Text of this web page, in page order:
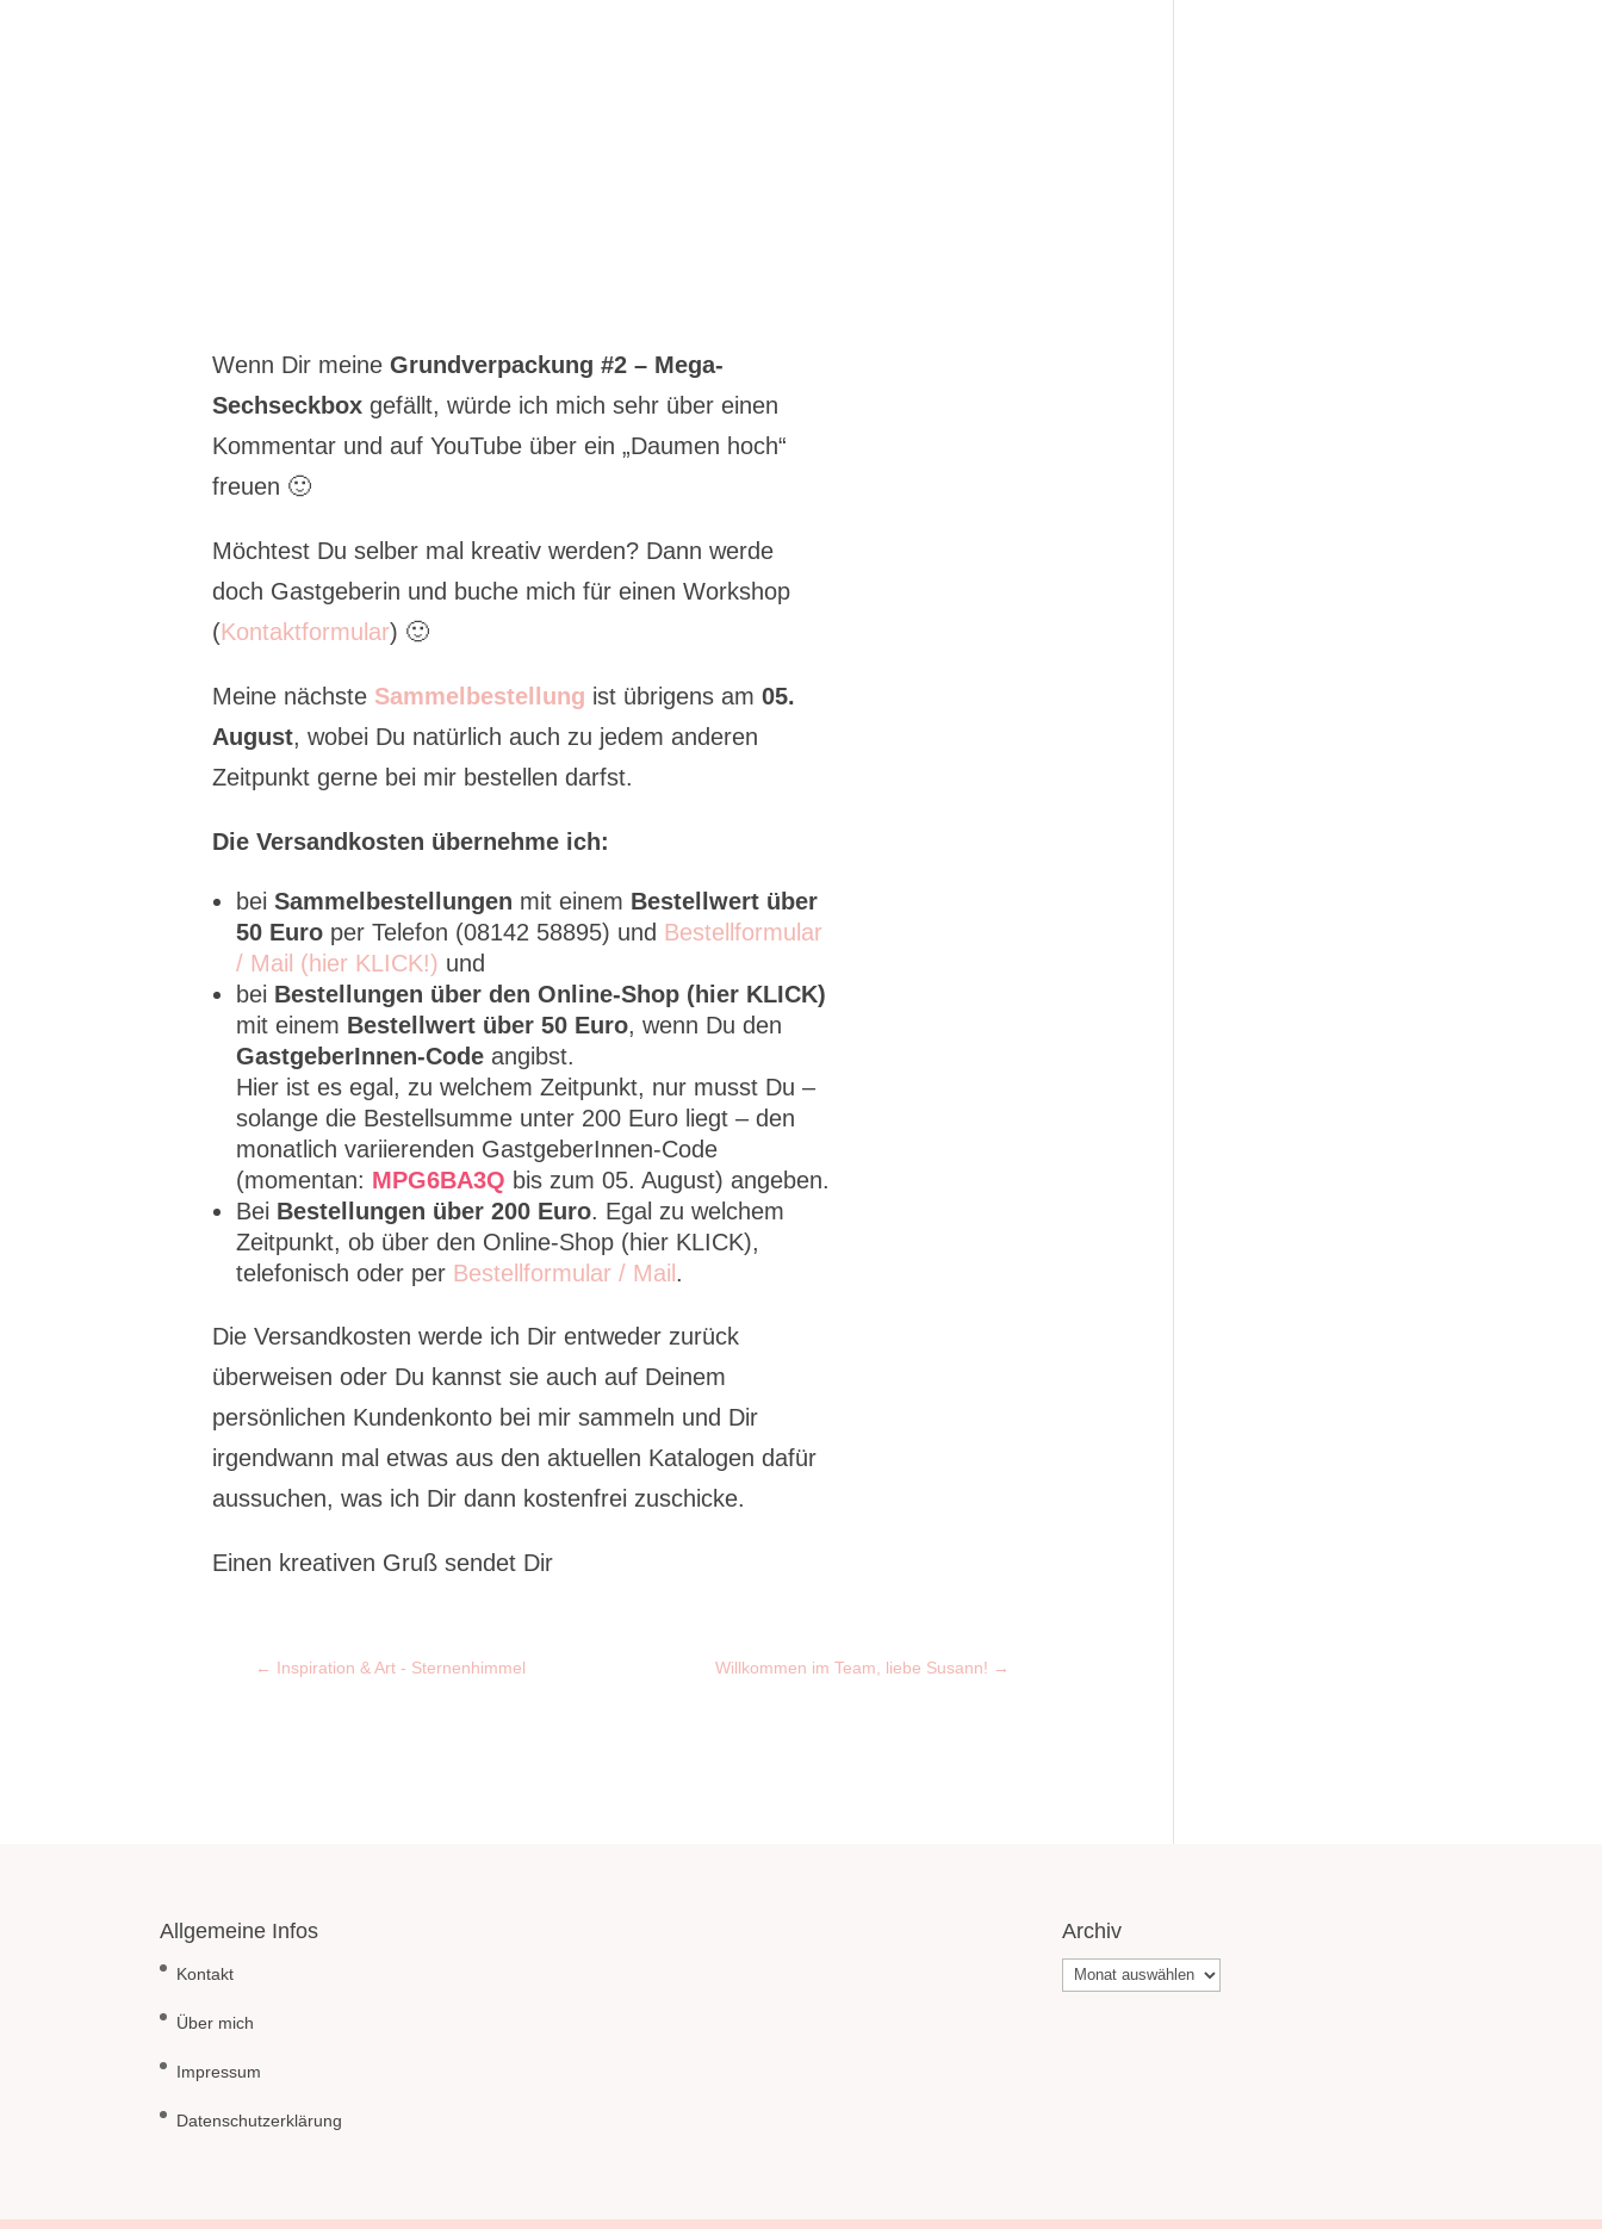
Wenn Dir meine Grundverpackung #2 – Mega-
Sechseckboxgefällt, würde ich mich sehr über einen
Kommentar und auf YouTube über ein „Daumen hoch“
freuen 🙂
Möchtest Du selber mal kreativ werden? Dann werde
doch Gastgeberin und buche mich für einen Workshop
(Kontaktformular) 🙂
Meine nächste Sammelbestellung ist übrigens am 05.
August, wobei Du natürlich auch zu jedem anderen
Zeitpunkt gerne bei mir bestellen darfst.
Die Versandkosten übernehme ich:
bei Sammelbestellungen mit einem Bestellwert über
50 Euro per Telefon (08142 58895) und Bestellformular
/ Mail (hier KLICK!) und
bei Bestellungen über den Online-Shop (hier KLICK)
mit einem Bestellwert über 50 Euro, wenn Du den
GastgeberInnen-Codeangibst.
Hier ist es egal, zu welchem Zeitpunkt, nur musst Du –
solange die Bestellsumme unter 200 Euro liegt – den
monatlich variierenden GastgeberInnen-Code
(momentan: MPG6BA3Q bis zum 05. August) angeben.
Bei Bestellungen über 200 Euro. Egal zu welchem
Zeitpunkt, ob über den Online-Shop (hier KLICK),
telefonisch oder per Bestellformular / Mail .
Die Versandkosten werde ich Dir entweder zurück
überweisen oder Du kannst sie auch auf Deinem
persönlichen Kundenkonto bei mir sammeln und Dir
irgendwann mal etwas aus den aktuellen Katalogen dafür
aussuchen, was ich Dir dann kostenfrei zuschicke.
Einen kreativen Gruß sendet Dir
← Inspiration & Art - Sternenhimmel Willkommen im Team, liebe Susann! →
Allgemeine Infos
Kontakt
Über mich
Impressum
Datenschutzerklärung
Archiv
Archiv